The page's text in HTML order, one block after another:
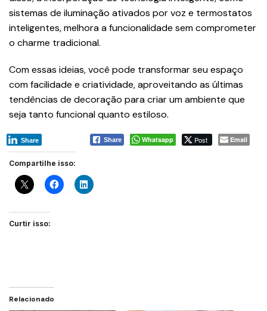
sistemas de iluminação ativados por voz e termostatos
inteligentes, melhora a funcionalidade sem comprometer
o charme tradicional​.
Com essas ideias, você pode transformar seu espaço
com facilidade e criatividade, aproveitando as últimas
tendências de decoração para criar um ambiente que
seja tanto funcional quanto estiloso.
Share Whatsapp Post Email
Share
Compartilhe isso:
Curtir isso:
Relacionado